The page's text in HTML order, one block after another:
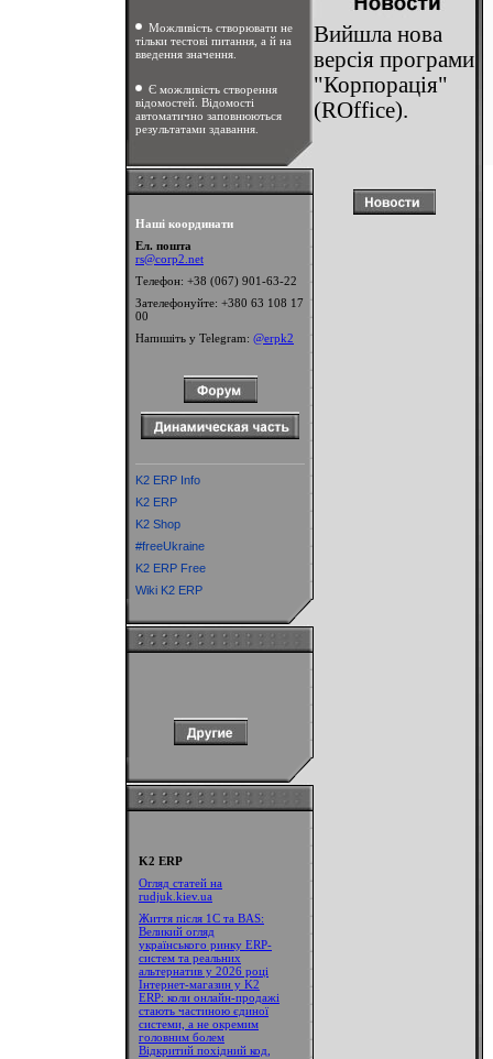
Можливість створювати не
тільки тестові питання, а й на
введення значення.
Є можливість створення
відомостей. Відомості
автоматично заповнюються
результатами здавання.
Наші координати
Ел. пошта
rs@corp2.net
Телефон: +38 (067) 901-63-22
Зателефонуйте: +380 63 108 17
00
Напишіть у Telegram: @erpk2
K2 ERP Info
K2 ERP
K2 Shop
#freeUkraine
K2 ERP Free
Wiki K2 ERP
K2 ERP
Огляд статей на
rudjuk.kiev.ua
Життя після 1С та BAS:
Великий огляд
українського ринку ERP-
систем та реальних
альтернатив у 2026 році
Інтернет-магазин у K2
ERP: коли онлайн-продажі
стають частиною єдиної
системи, а не окремим
головним болем
Відкритий похідний код,
Вийшла нова
версія програми
"Корпорація"
(ROffice).